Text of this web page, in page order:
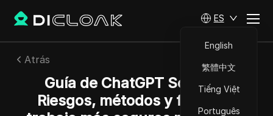
ES
English
繁體中文
Tiếng Việt
Português
Atrás
Guía de ChatGPT Scraper:
Riesgos, métodos y flujos de